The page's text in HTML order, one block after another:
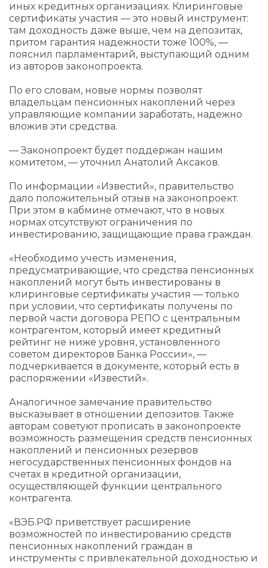
иных кредитных организациях. Клиринговые
сертификаты участия — это новый инструмент:
там доходность даже выше, чем на депозитах,
притом гарантия надежности тоже 100%, —
пояснил парламентарий, выступающий одним
из авторов законопроекта.
По его словам, новые нормы позволят
владельцам пенсионных накоплений через
управляющие компании заработать, надежно
вложив эти средства.
— Законопроект будет поддержан нашим
комитетом, — уточнил Анатолий Аксаков.
По информации «Известий», правительство
дало положительный отзыв на законопроект.
При этом в кабмине отмечают, что в новых
нормах отсутствуют ограничения по
инвестированию, защищающие права граждан.
«Необходимо учесть изменения,
предусматривающие, что средства пенсионных
накоплений могут быть инвестированы в
клиринговые сертификаты участия — только
при условии, что сертификаты получены по
первой части договора РЕПО с центральным
контрагентом, который имеет кредитный
рейтинг не ниже уровня, установленного
советом директоров Банка России», —
подчеркивается в документе, который есть в
распоряжении «Известий».
Аналогичное замечание правительство
высказывает в отношении депозитов. Также
авторам советуют прописать в законопроекте
возможность размещения средств пенсионных
накоплений и пенсионных резервов
негосударственных пенсионных фондов на
счетах в кредитной организации,
осуществляющей функции центрального
контрагента.
«ВЭБ.РФ приветствует расширение
возможностей по инвестированию средств
пенсионных накоплений граждан в
инструменты с привлекательной доходностью и